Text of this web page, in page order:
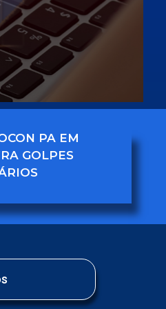
PA EM
GOLPES